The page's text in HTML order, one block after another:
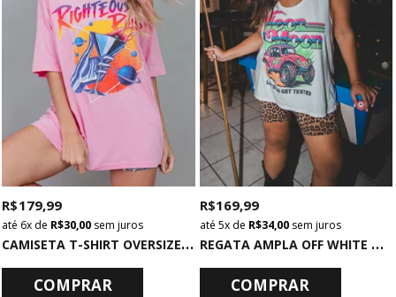
C
AMISETA T-SHIRT OVERSIZED ROSA RULER
R$ 179,99
6x de R$ 30,00 sem juros
COMPRAR
R
EGATA AMPLA OFF WHITE NEON MOON
R$ 169,99
5xde R$ 34,00sem juros
COMPRAR